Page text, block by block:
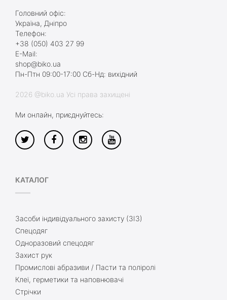
Головний офіс:
Україна, Дніпро
Телефон:
+38 (050) 403 27 99
E-Mail:
shop@biko.ua
Пн-Птн 09:00-17:00 Сб-Нд: вихідний
2026 @biko.ua Усі права захищені
Ми онлайн, приєднуйтесь:
КАТАЛОГ
Засоби індивідуального захисту (ЗІЗ)
Спецодяг
Одноразовий спецодяг
Захист рук
Промислові абразиви / Пасти та поліролі
Клеї, герметики та наповнювачі
Стрічки